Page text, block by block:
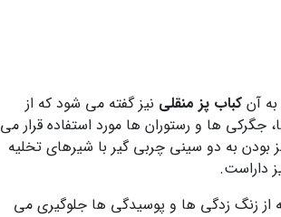
آن کباب پز منقلی نیز گفته می شود که از
ها و رستوران ها مورد استفاده قرار می
بودن به دو سینی چربی گیر با شیرهای تخلیه
داراست.
304 بوده که از زنگ زدگی ها و پوسیدگی ها جلوگیری می